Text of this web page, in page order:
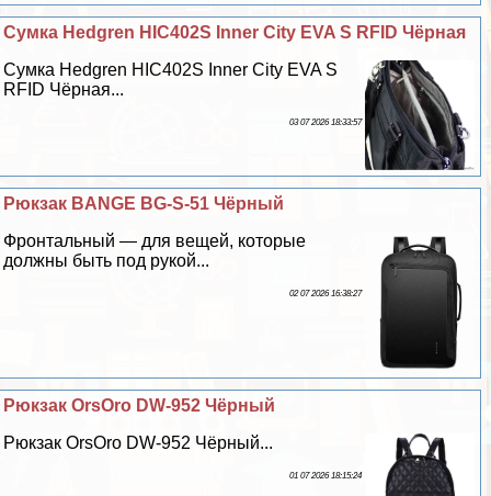
Сумка Hedgren HIC402S Inner City EVA S RFID Чёрная
Сумка Hedgren HIC402S Inner City EVA S
RFID Чёрная...
03 07 2026 18:33:57
Рюкзак BANGE BG-S-51 Чёрный
Фронтальный — для вещей, которые
должны быть под рукой...
02 07 2026 16:38:27
Рюкзак OrsOro DW-952 Чёрный
Рюкзак OrsOro DW-952 Чёрный...
01 07 2026 18:15:24